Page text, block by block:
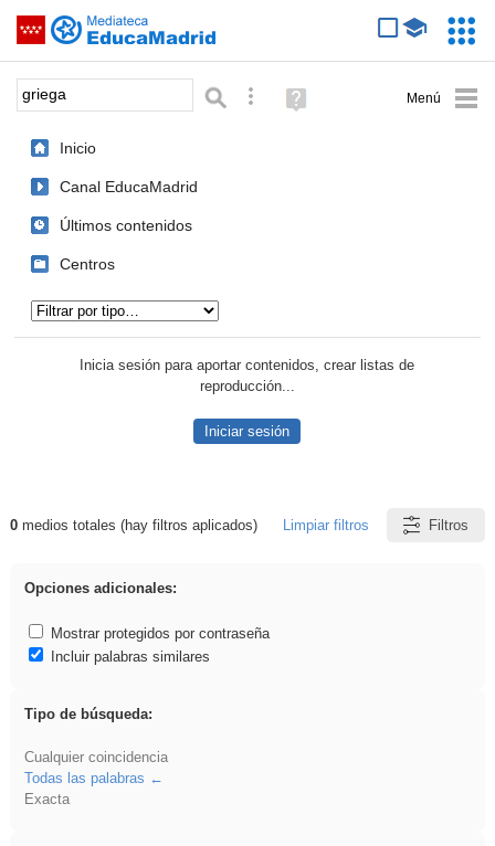
Saltar navegación
Palabra o frase: Búsqueda avanzada
Ayuda
(en
Inicio
Canal EducaMadrid
Últimos contenidos
Centros
Inicia sesión para aportar contenidos, crear listas de
reproducción...
Iniciar sesión
Resultados de: griega
0medios totales (hay filtros aplicados) Limpiar filtros Filtros
Opciones adicionales:
Mostrar protegidos por contraseña
Incluir palabras similares
Tipo de búsqueda:
Cualquier coincidencia
Todas las palabras
Exacta